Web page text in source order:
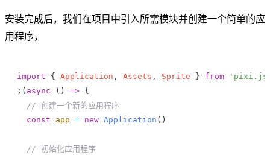
安装完成后，我们在项目中引入所需模块并创建一个简单的应
用程序，
import { Application , Assets , Sprite } from
;( async () => {
  // 创建一个新的应用程序
  const
app = new Application ()
  // 初始化应用程序